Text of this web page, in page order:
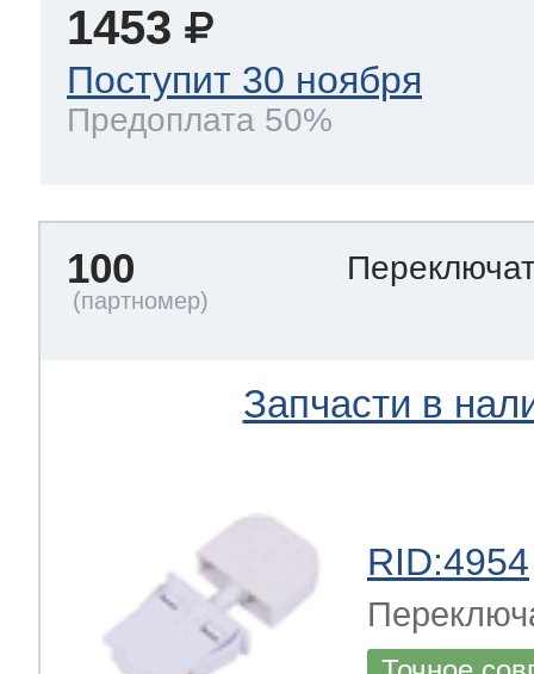
1453
Поступит 30 ноября
Предоплата 50%
100
Запчасти в
RID:4954